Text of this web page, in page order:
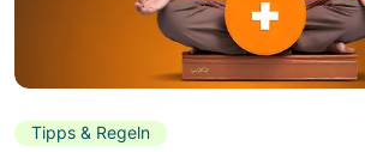
Tipps & Regeln